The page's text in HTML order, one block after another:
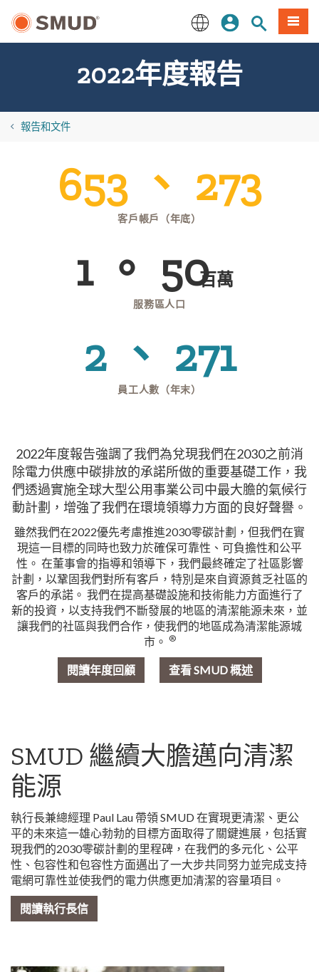
English
登入站內搜尋
選單
2022年度報告
報告和文件
653 、 273
客戶帳戶（年底）
1 。 50百萬
服務區人口
2 、 271
員工人數（年末）
2022年度報告強調了我們為兌現我們在2030之前消
除電力供應中碳排放的承諾所做的重要基礎工作，我
們透過實施全球大型公用事業公司中最大膽的氣候行
動計劃，增強了我們在環境領導力方面的良好聲譽。
雖然我們在2022優先考慮推進2030零碳計劃，但我們在實
現這一目標的同時也致力於確保可靠性、可負擔性和公平
性。 在董事會的指導和領導下，我們最終確定了社區影響
計劃，以鞏固我們對所有客戶，特別是來自資源貧乏社區的
客戶的承諾。 我們在提高基礎設施和技術能力方面進行了
新的投資，以支持我們不斷發展的地區的清潔能源未來，並
讓我們的社區與我們合作，使我們的地區成為清潔能源城
市。 ®
閱讀年度回顧 查看 SMUD 概述
SMUD 繼續大膽邁向清潔
能源
執行長兼總經理 Paul Lau 帶領 SMUD 在實現更清潔、更公
平的未來這一雄心勃勃的目標方面取得了關鍵進展，包括實
現我們的2030零碳計劃的里程碑，在我們的多元化、公平
性、包容性和包容性方面邁出了一大步共同努力並完成支持
電網可靠性並使我們的電力供應更加清潔的容量項目。
閱讀執行長信